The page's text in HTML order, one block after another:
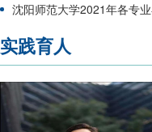
沈阳师范大学2021年各专
实践育人